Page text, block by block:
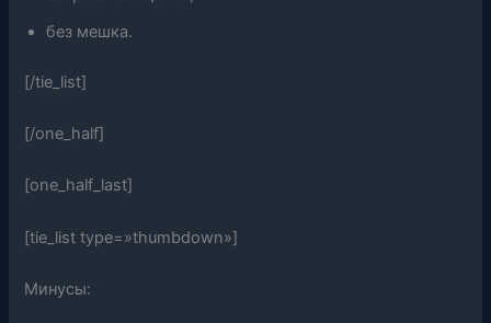
без мешка.
[/tie_list]
[/one_half]
[one_half_last]
[tie_list type=»thumbdown»]
Минусы: